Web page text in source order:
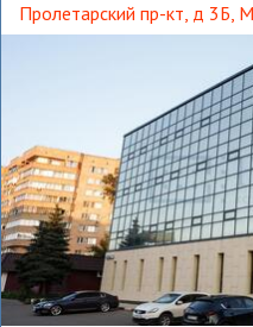
Пролетарский пр-кт, д 3Б,